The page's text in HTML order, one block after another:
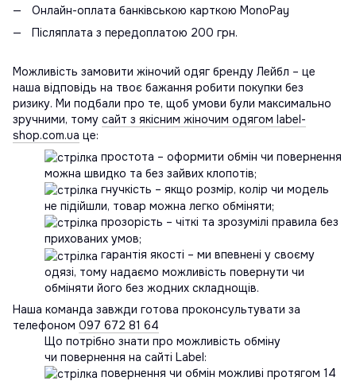
Онлайн-оплата банківською карткою MonoPay
Післяплата з передоплатою 200 грн.
Можливість замовити жіночий одяг бренду Лейбл – це
наша відповідь на твоє бажання робити покупки без
ризику. Ми подбали про те, щоб умови були максимально
зручними, тому сайт з якісним жіночим одягом label-
shop.com.ua це:
простота – оформити обмін чи повернення
можна швидко та без зайвих клопотів;
гнучкість – якщо розмір, колір чи модель
не підійшли, товар можна легко обміняти;
прозорість – чіткі та зрозумілі правила без
прихованих умов;
гарантія якості – ми впевнені у своєму
одязі, тому надаємо можливість повернути чи
обміняти його без жодних складнощів.
Наша команда завжди готова проконсультувати за
телефоном 097 672 81 64
Що потрібно знати про можливість обміну
чи повернення на сайті Label:
повернення чи обмін можливі протягом 14